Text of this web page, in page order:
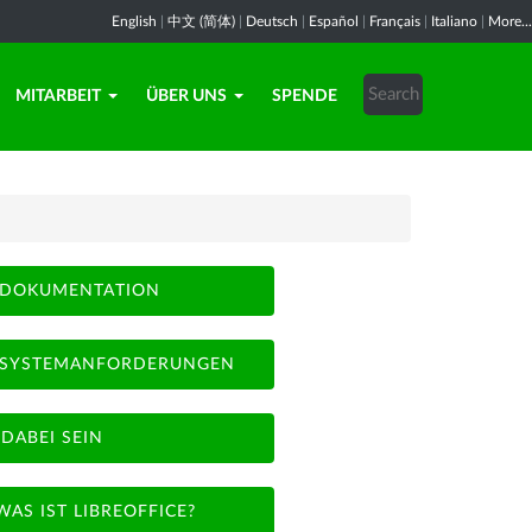
English 中文 (简体) Deutsch Español Français Italiano More...
MITARBEIT ÜBER UNS SPENDE
DOKUMENTATION
SYSTEMANFORDERUNGEN
DABEI SEIN
IST LIBREOFFICE?